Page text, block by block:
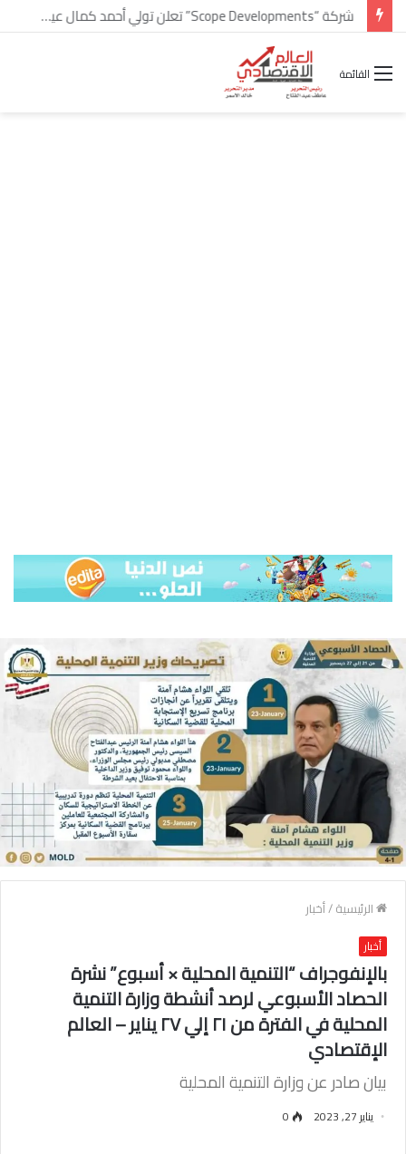
شركة “Scope Developments” تعلن تولي أحمد كمال عيسى منصب الرئيس التنفيذي للقطاع التجاري
القائمة
الرئيسية/أخبار
أخبار
بالإنفوجراف “التنمية المحلية × أسبوع” نشرة
الحصاد الأسبوعي لرصد أنشطة وزارة التنمية
المحلية في الفترة من ٢١ إلي ٢٧ يناير – العالم
الإقتصادي
بيان صادر عن وزارة التنمية المحلية
يناير 27, 2023 0